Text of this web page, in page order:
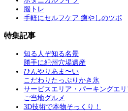
脳トレ
手軽にセルフケア 癒やしのツボ
特集記事
知る人ぞ知る名景
勝手に紀州穴場遺産
ひんやりあま〜い
こだわりたっぷりかき氷
サービスエリア・パーキングエ
ご当地グルメ
3D技術で本物そっくり！